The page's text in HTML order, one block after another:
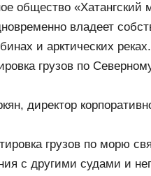
общество «Хатангский
владеет
и арктических
грузов по
директор
грузов по морю
с другими судами и